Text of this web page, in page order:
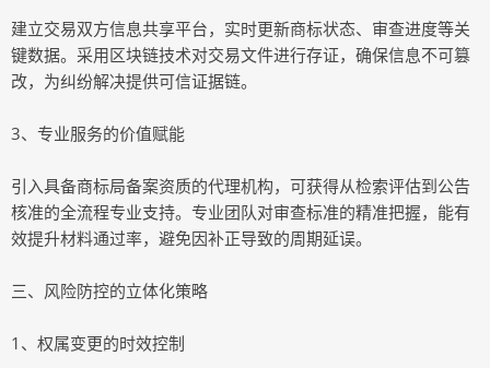
建立交易双方信息共享平台，实时更新商标状态、审查进度等关
键数据。采用区块链技术对交易文件进行存证，确保信息不可篡
改，为纠纷解决提供可信证据链。
3、专业服务的价值赋能
引入具备商标局备案资质的代理机构，可获得从检索评估到公告
核准的全流程专业支持。专业团队对审查标准的精准把握，能有
效提升材料通过率，避免因补正导致的周期延误。
三、风险防控的立体化策略
1、权属变更的时效控制